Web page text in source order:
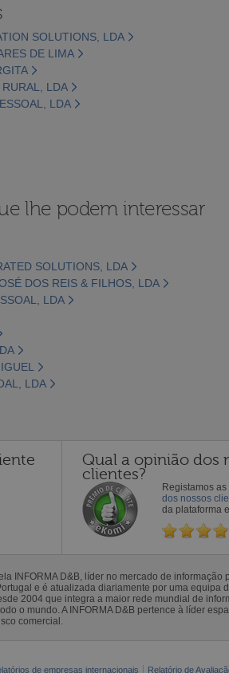
SOLUTIONS, LDA
DE LIMA
LDA
LDA
lhe podem interessar
SOLUTIONS, LDA
DOS REIS & FILHOS, LDA
LDA
LDA
Qual a opinião dos
clientes?
Registamos as
dos nossos
da plataforma
INFORMA D&B, líder no mercado de
e é atualizada diariamente por uma
2004 que integra a maior rede mundial de
o mundo. A INFORMA D&B pertence à líder
comercial.
de empresas internacionais Relatório de